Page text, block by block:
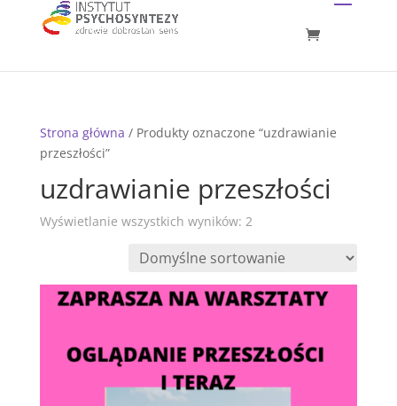
Strona główna / Produkty oznaczone “uzdrawianie
przeszłości”
uzdrawianie przeszłości
Wyświetlanie wszystkich wyników: 2